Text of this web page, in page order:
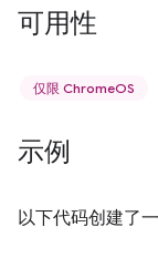
可用性
仅限 ChromeOS
示例
以下代码创建了